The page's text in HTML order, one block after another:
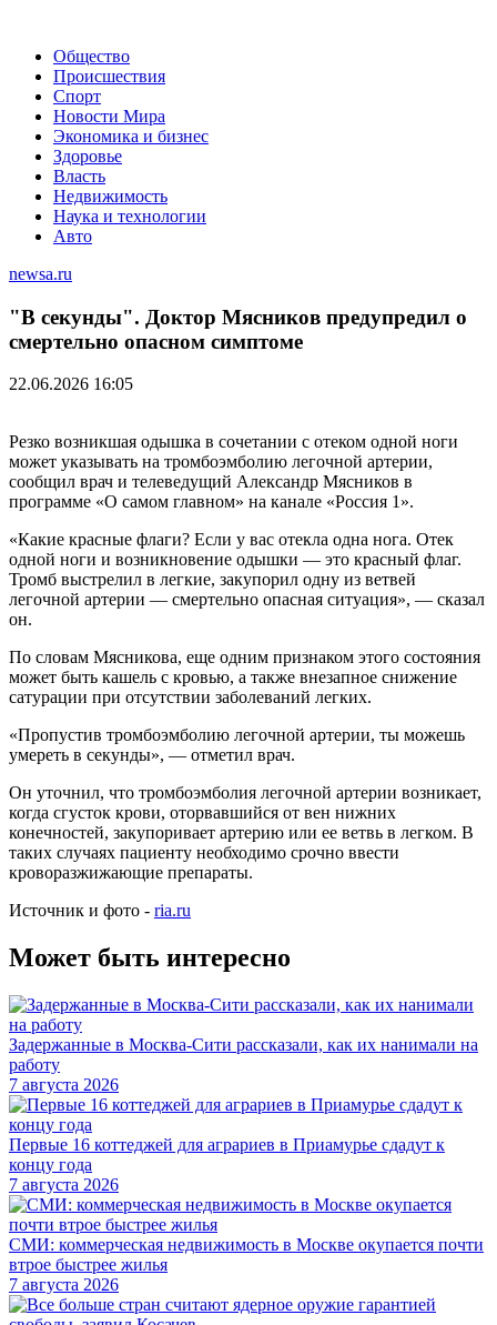
Общество
Происшествия
Спорт
Новости Мира
Экономика и бизнес
Здоровье
Власть
Недвижимость
Наука и технологии
Авто
newsa.ru
"В секунды". Доктор Мясников предупредил о
смертельно опасном симптоме
22.06.2026 16:05
Резко возникшая одышка в сочетании с отеком одной ноги
может указывать на тромбоэмболию легочной артерии,
сообщил врач и телеведущий Александр Мясников в
программе «О самом главном» на канале «Россия 1».
«Какие красные флаги? Если у вас отекла одна нога. Отек
одной ноги и возникновение одышки — это красный флаг.
Тромб выстрелил в легкие, закупорил одну из ветвей
легочной артерии — смертельно опасная ситуация», — сказал
он.
По словам Мясникова, еще одним признаком этого состояния
может быть кашель с кровью, а также внезапное снижение
сатурации при отсутствии заболеваний легких.
«Пропустив тромбоэмболию легочной артерии, ты можешь
умереть в секунды», — отметил врач.
Он уточнил, что тромбоэмболия легочной артерии возникает,
когда сгусток крови, оторвавшийся от вен нижних
конечностей, закупоривает артерию или ее ветвь в легком. В
таких случаях пациенту необходимо срочно ввести
кроворазжижающие препараты.
Источник и фото - ria.ru
Может быть интересно
Задержанные в Москва-Сити рассказали, как их нанимали на
работу
7 августа 2026
Первые 16 коттеджей для аграриев в Приамурье сдадут к
концу года
7 августа 2026
СМИ: коммерческая недвижимость в Москве окупается почти
втрое быстрее жилья
7 августа 2026